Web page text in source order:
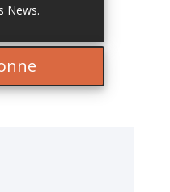
News.